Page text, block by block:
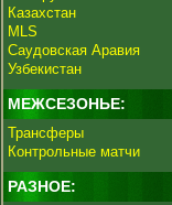
Казахстан
MLS
Саудовская Аравия
Узбекистан
МЕЖСЕЗОНЬЕ:
Трансферы
Контрольные матчи
РАЗНОЕ: